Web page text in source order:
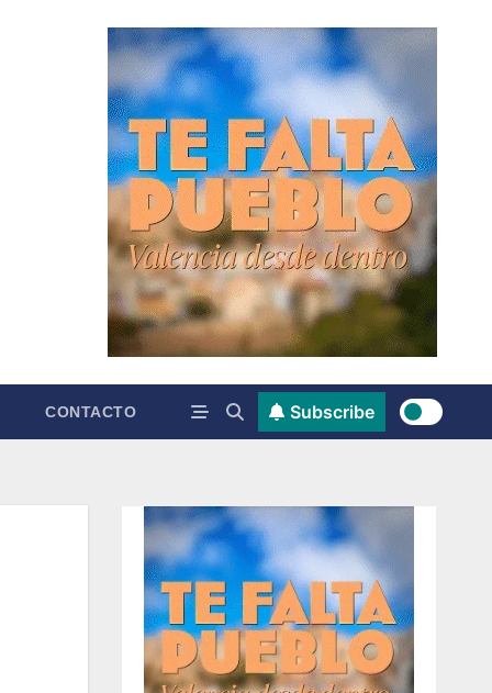
CONTACTO Subscribe